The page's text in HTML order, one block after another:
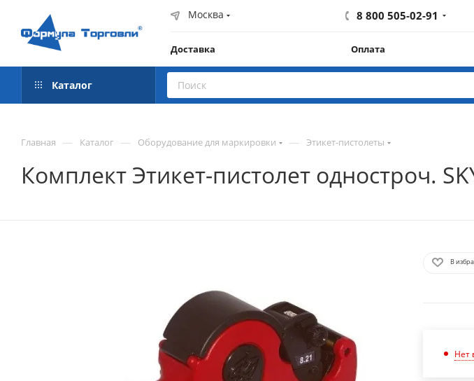
Москва 8 800 505-02-91
Доставка Оплата
Каталог
Главная — Каталог — Оборудование для маркировки — Этикет-пистолеты
Комплект Этикет-пистолет одностроч.
В
Нет